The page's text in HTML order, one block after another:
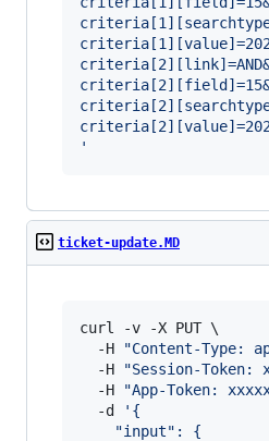
'
ticket-update.MD
curl -v -X PUT \
  -H
"Content-Type:
  -H
"Session-Token:
  -H
"App-Token:
  -d
' {
    "input": {